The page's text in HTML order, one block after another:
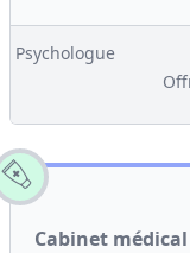
Psychologue
Cabinet